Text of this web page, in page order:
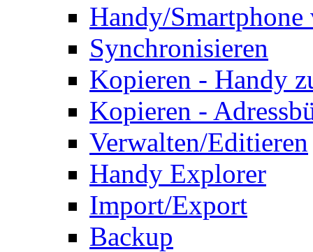
Handy/Smartphone
Synchronisieren
Kopieren - Handy
Kopieren -
Verwalten/Editieren
Handy Explorer
Import/Export
Backup